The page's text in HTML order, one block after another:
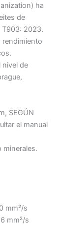
ha
de
T903: 2023.
rendimiento
nivel de
SEGÚN
el manual
minerales.
mm²/s
mm²/s